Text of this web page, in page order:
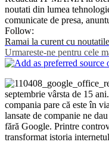
noutati din lumea
comunicate de presa,
Follow:
Ramai la curent cu
Urmareste-ne pentru cele
septembrie vârsta de 15
compania pare că este în
lansate de companie ne
fără Google. Printre
transformat istoria